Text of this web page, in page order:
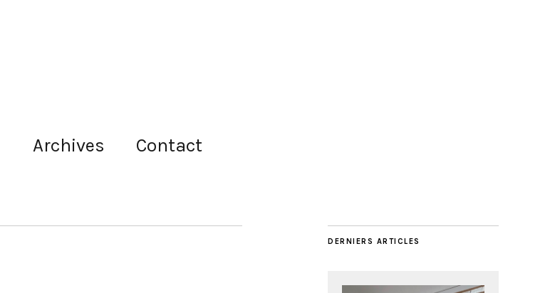
Archives Contact
DERNIERS ARTICLES